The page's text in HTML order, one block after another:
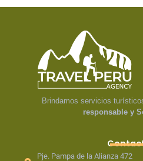
Brindamos servicios
responsable y
Pje. Pampa de la Alianza 472